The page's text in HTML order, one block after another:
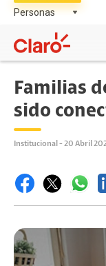
Familias
sido
Institucional - 20 Abril